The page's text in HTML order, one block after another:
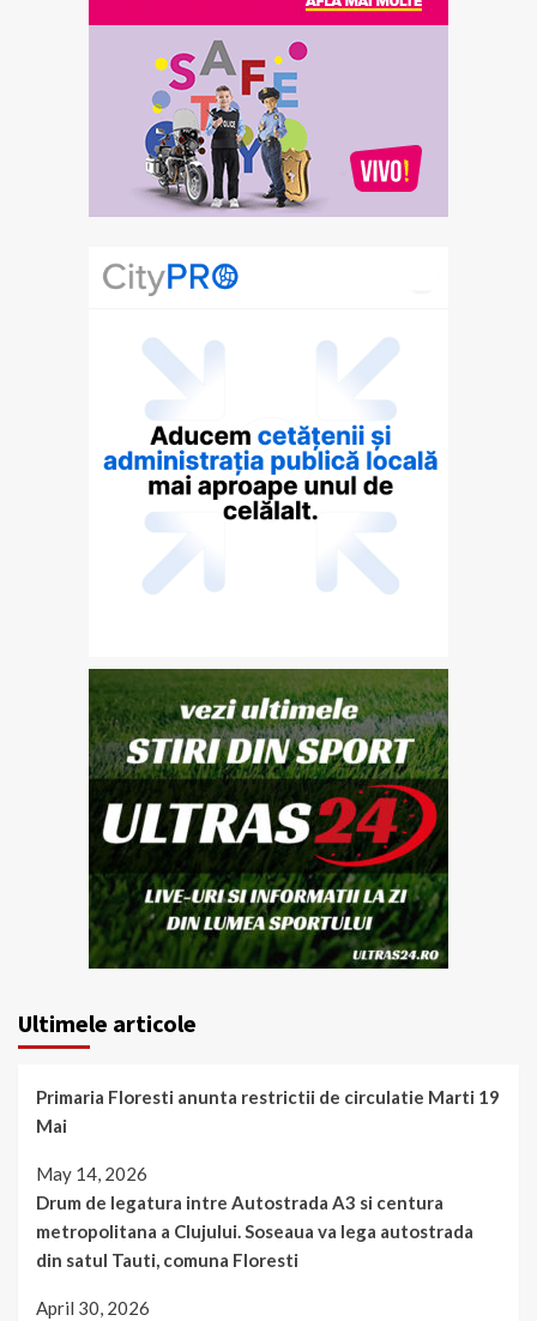
Ultimele articole
Primaria Floresti anunta restrictii de circulatie Marti 19
Mai
May 14, 2026
Drum de legatura intre Autostrada A3 si centura
metropolitana a Clujului. Soseaua va lega autostrada
din satul Tauti, comuna Floresti
April 30, 2026